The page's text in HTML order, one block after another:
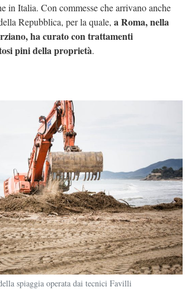
in Italia. Con commesse che arrivano anche
Repubblica, per la quale, a Roma, nella
ha curato con trattamenti
pini della proprietà.
spiaggia operata dai tecnici Favilli